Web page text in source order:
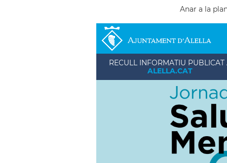
Anar a la
RECULL INFORMATIU PUBLICAT
ALELLA.CAT